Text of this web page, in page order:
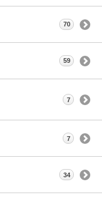
70
59
7
7
34